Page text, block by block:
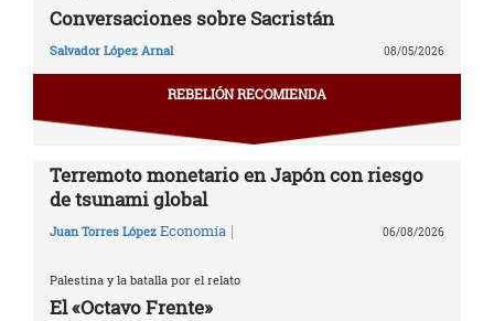
Conversaciones sobre Sacristán
Salvador López Arnal 08/05/2026
REBELIÓN RECOMIENDA
Terremoto monetario en Japón con riesgo
de tsunami global
Juan Torres López Economía | 06/08/2026
Palestina y la batalla por el relato
El «Octavo Frente»